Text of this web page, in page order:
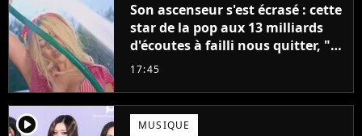
Son ascenseur s'est écrasé : cette
star de la pop aux 13 milliards
d'écoutes à failli nous quitter, "Je
pensais ne plus jamais chanter"
17:45
player2 MUSIQUE